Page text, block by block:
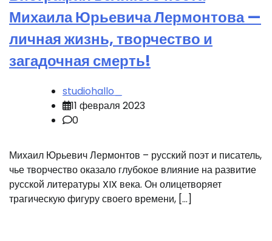
Михаила Юрьевича Лермонтова —
личная жизнь, творчество и
загадочная смерть!
studiohallo_
11 февраля 2023
0
Михаил Юрьевич Лермонтов – русский поэт и писатель,
чье творчество оказало глубокое влияние на развитие
русской литературы XIX века. Он олицетворяет
трагическую фигуру своего времени, […]